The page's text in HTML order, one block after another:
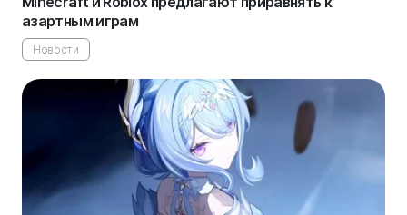
азартным играм
Новости